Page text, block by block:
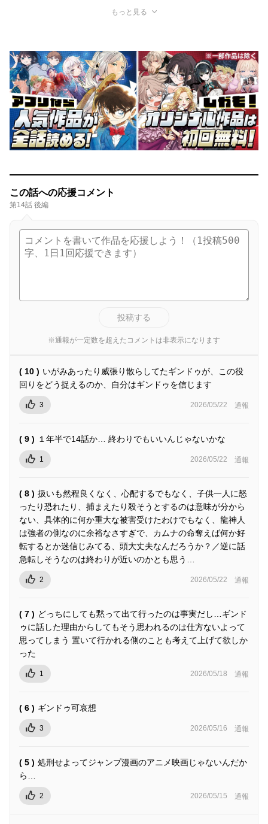
もっと見る
この話への応援コメント
第14話 後編
投稿する
※通報が一定数を超えたコメントは非表示になります
( 10 ) いがみあったり威張り散らしてたギンドゥが、この役
回りをどう捉えるのか、自分はギンドゥを信じます
3 2026/05/22 通報
( 9 ) １年半で14話か… 終わりでもいいんじゃないかな
1 2026/05/22 通報
( 8 ) 扱いも然程良くなく、心配するでもなく、子供一人に怒
ったり恐れたり、捕まえたり殺そうとするのは意味が分から
ない、具体的に何か重大な被害受けたわけでもなく、龍神人
は強者の側なのに余裕なさすぎで、カムナの命奪えば何か好
転するとか迷信じみてる、頭大丈夫なんだろうか？／逆に話
急転しそうなのは終わりが近いのかとも思う…
2 2026/05/22 通報
( 7 ) どっちにしても黙って出て行ったのは事実だし…ギンド
ゥに話した理由からしてもそう思われるのは仕方ないよって
思ってしまう 置いて行かれる側のことも考えて上げて欲しか
った
1 2026/05/18 通報
( 6 ) ギンドゥ可哀想
3 2026/05/16 通報
( 5 ) 処刑せよってジャンプ漫画のアニメ映画じゃないんだか
ら…
2 2026/05/15 通報